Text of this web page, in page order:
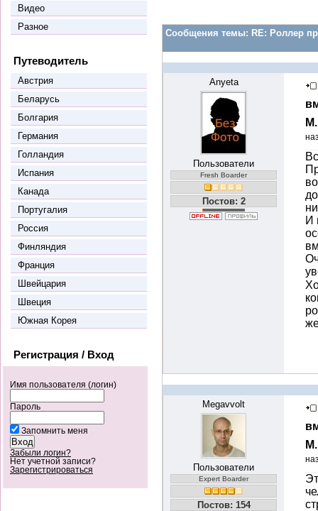
Видео
Разное
Путеводитель
Австрия
Беларусь
Болгария
Германия
Голландия
Испания
Канада
Португалия
Россия
Финляндия
Франция
Швейцария
Швеция
Южная Корея
Регистрация / Вход
Имя пользователя (логин)
Пароль
Запомнить меня
Забыли логин?
Нет учетной записи?
Зарегистрироваться
Сообщения темы: RE: Роллер
Anyeta
Пользователи
Fresh Boarder
Постов: 2
И
Megavvolt
Пользователи
Expert Boarder
Постов: 154